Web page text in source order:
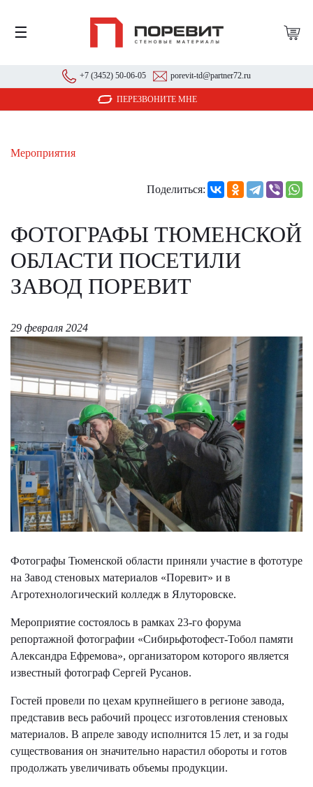
☰
+7 (3452) 50-06-05 porevit-td@partner72.ru
ПЕРЕЗВОНИТЕ МНЕ
Мероприятия
Поделиться:
ФОТОГРАФЫ ТЮМЕНСКОЙ
ОБЛАСТИ ПОСЕТИЛИ
ЗАВОД ПОРЕВИТ
29 февраля 2024
Фотографы Тюменской области приняли участие в фототуре
на Завод стеновых материалов «Поревит» и в
Агротехнологический колледж в Ялуторовске.
Мероприятие состоялось в рамках 23-го форума
репортажной фотографии «Сибирьфотофест-Тобол памяти
Александра Ефремова», организатором которого является
известный фотограф Сергей Русанов.
Гостей провели по цехам крупнейшего в регионе завода,
представив весь рабочий процесс изготовления стеновых
материалов. В апреле заводу исполнится 15 лет, и за годы
существования он значительно нарастил обороты и готов
продолжать увеличивать объемы продукции.